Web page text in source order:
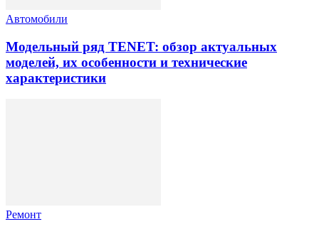
Автомобили
Модельный ряд TENET: обзор актуальных
моделей, их особенности и технические
характеристики
Ремонт